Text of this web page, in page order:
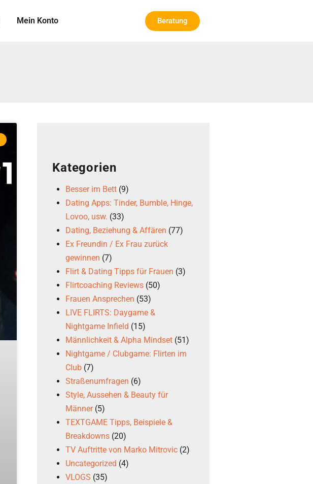
Mein Konto Beratung
Kategorien
Besser im Bett (9)
Dating Apps: Tinder, Bumble, Hinge,
Lovoo, usw. (33)
Dating, Beziehung & Affären (77)
Ex Freundin / Ex Frau zurück
gewinnen (7)
Flirt & Dating Tipps für Frauen (3)
Flirtcoaching Reviews (50)
Frauen Ansprechen (53)
LIVE FLIRTS: Daygame &
Nightgame Infield (15)
Männlichkeit & Alpha Mindset (51)
Nightgame / Clubgame: Flirten im
Club (7)
Straßenumfragen (6)
Style, Aussehen & Beauty für
Männer(5)
TEXTGAME Tipps, Beispiele &
Breakdowns (20)
TV Auftritte von Marko Mitrovic (2)
Uncategorized (4)
VLOGS (35)